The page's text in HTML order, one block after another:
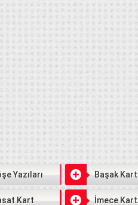
Yazıları Başak Kart
Kart İmece Kart